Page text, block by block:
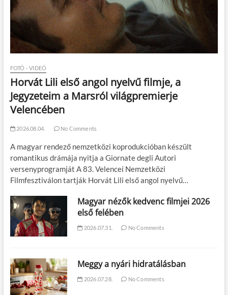
FOTÓ - VIDEÓ
Horvát Lili első angol nyelvű filmje, a
Jegyzeteim a Marsról világpremierje
Velencében
2026.08.04. No Comments
A magyar rendező nemzetközi koprodukcióban készült
romantikus drámája nyitja a Giornate degli Autori
versenyprogramját A 83. Velencei Nemzetközi
Filmfesztiválon tartják Horvát Lili első angol nyelvű…
Magyar nézők kedvenc filmjei 2026
első felében
2026.07.31. No Comments
Meggy a nyári hidratálásban
2026.07.28. No Comments